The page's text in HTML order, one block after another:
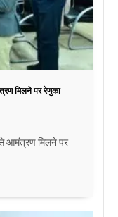
मिलने पर रेणुका
से आमंत्रण मिलने पर